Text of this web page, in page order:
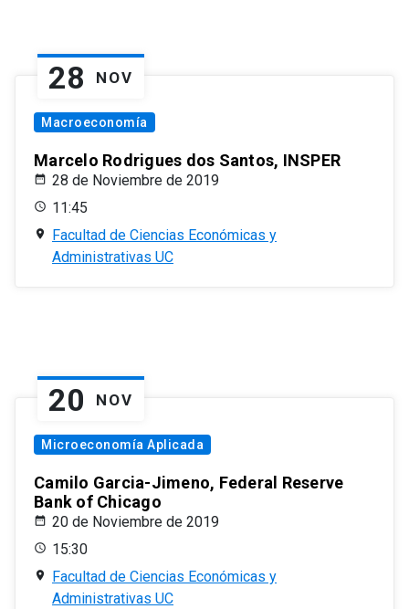
28 NOV
Macroeconomía
Marcelo Rodrigues dos Santos, INSPER
28 de Noviembre de 2019
11:45
Facultad de Ciencias Económicas y
Administrativas UC
20 NOV
Microeconomía Aplicada
Camilo Garcia-Jimeno, Federal Reserve
Bank of Chicago
20 de Noviembre de 2019
15:30
Facultad de Ciencias Económicas y
Administrativas UC